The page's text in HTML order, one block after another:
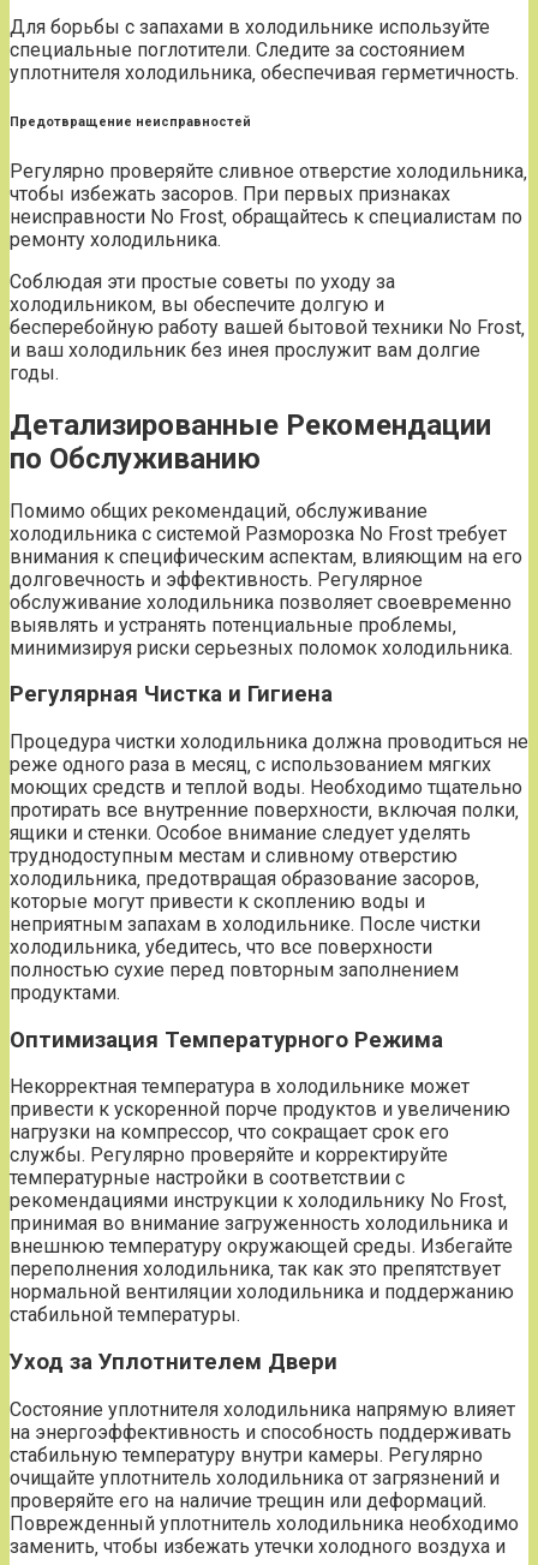
Для борьбы с запахами в холодильнике используйте
специальные поглотители. Следите за состоянием
уплотнителя холодильника‚ обеспечивая герметичность.
Предотвращение неисправностей
Регулярно проверяйте сливное отверстие холодильника‚
чтобы избежать засоров. При первых признаках
неисправности No Frost‚ обращайтесь к специалистам по
ремонту холодильника.
Соблюдая эти простые советы по уходу за
холодильником‚ вы обеспечите долгую и
бесперебойную работу вашей бытовой техники No Frost‚
и ваш холодильник без инея прослужит вам долгие
годы.
Детализированные Рекомендации
по Обслуживанию
Помимо общих рекомендаций‚ обслуживание
холодильника с системой Разморозка No Frost требует
внимания к специфическим аспектам‚ влияющим на его
долговечность и эффективность. Регулярное
обслуживание холодильника позволяет своевременно
выявлять и устранять потенциальные проблемы‚
минимизируя риски серьезных поломок холодильника.
Регулярная Чистка и Гигиена
Процедура чистки холодильника должна проводиться не
реже одного раза в месяц‚ с использованием мягких
моющих средств и теплой воды. Необходимо тщательно
протирать все внутренние поверхности‚ включая полки‚
ящики и стенки. Особое внимание следует уделять
труднодоступным местам и сливному отверстию
холодильника‚ предотвращая образование засоров‚
которые могут привести к скоплению воды и
неприятным запахам в холодильнике. После чистки
холодильника‚ убедитесь‚ что все поверхности
полностью сухие перед повторным заполнением
продуктами.
Оптимизация Температурного Режима
Некорректная температура в холодильнике может
привести к ускоренной порче продуктов и увеличению
нагрузки на компрессор‚ что сокращает срок его
службы. Регулярно проверяйте и корректируйте
температурные настройки в соответствии с
рекомендациями инструкции к холодильнику No Frost‚
принимая во внимание загруженность холодильника и
внешнюю температуру окружающей среды. Избегайте
переполнения холодильника‚ так как это препятствует
нормальной вентиляции холодильника и поддержанию
стабильной температуры.
Уход за Уплотнителем Двери
Состояние уплотнителя холодильника напрямую влияет
на энергоэффективность и способность поддерживать
стабильную температуру внутри камеры. Регулярно
очищайте уплотнитель холодильника от загрязнений и
проверяйте его на наличие трещин или деформаций.
Поврежденный уплотнитель холодильника необходимо
заменить‚ чтобы избежать утечки холодного воздуха и